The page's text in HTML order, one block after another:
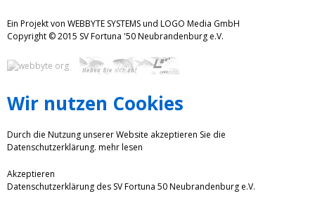
Ein Projekt von WEBBYTE SYSTEMS und LOGO Media GmbH
Copyright © 2015 SV Fortuna '50 Neubrandenburg e.V.
Wir nutzen Cookies
Durch die Nutzung unserer Website akzeptieren Sie die
Datenschutzerklärung. mehr lesen
Akzeptieren
Datenschutzerklärung des SV Fortuna 50 Neubrandenburg e.V.